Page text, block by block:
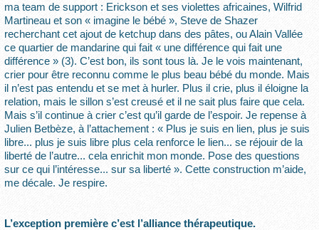
ma team de support : Erickson et ses violettes africaines, Wilfrid
Martineau et son « imagine le bébé », Steve de Shazer
recherchant cet ajout de ketchup dans des pâtes, ou Alain Vallée
ce quartier de mandarine qui fait « une différence qui fait une
différence » (3). C’est bon, ils sont tous là. Je le vois maintenant,
crier pour être reconnu comme le plus beau bébé du monde. Mais
il n’est pas entendu et se met à hurler. Plus il crie, plus il éloigne la
relation, mais le sillon s’est creusé et il ne sait plus faire que cela.
Mais s’il continue à crier c’est qu’il garde de l’espoir. Je repense à
Julien Betbèze, à l’attachement : « Plus je suis en lien, plus je suis
libre... plus je suis libre plus cela renforce le lien... se réjouir de la
liberté de l’autre... cela enrichit mon monde. Pose des questions
sur ce qui l’intéresse... sur sa liberté ». Cette construction m’aide,
me décale. Je respire.
L’exception première c’est l’alliance thérapeutique.